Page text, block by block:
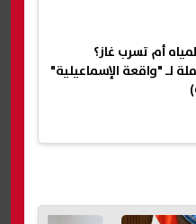
أم تسرب غاز؟
لـ "واقعة الإسماعيلية"